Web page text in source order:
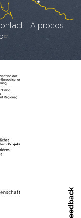
- A propos -